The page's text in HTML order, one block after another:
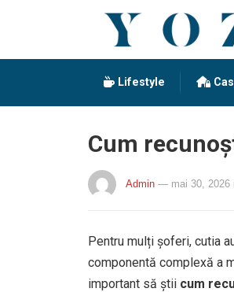
Lifestyle
Cum
Admin — mai 30, 2026
Pentru mulți șoferi, cutia
componentă complexă a
important să știi cum